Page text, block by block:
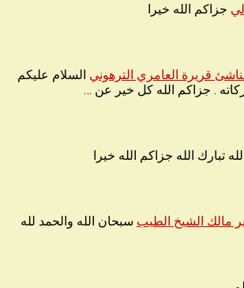
جزاكم الله خيرا
قريرة العامري الترهوني السلام عليكم
. جزاكم الله كل خير عن …
تبارك الله جزاكم الله خيرا
مالك الشيخ الطيب سبحان الله والحمد لله